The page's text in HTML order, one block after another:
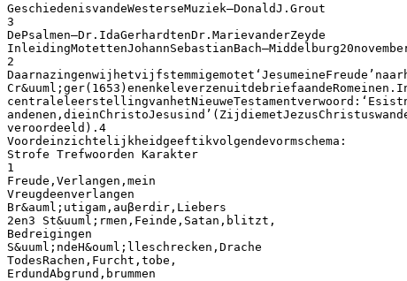
GeschiedenisvandeWesterseMuziek–DonaldJ.Grout
3
DePsalmen–Dr.IdaGerhardtenDr.MarievanderZeyde
2
veroordeeld).4
Voordeinzichtelijkheidgeeftikvolgendevormschema:
Strofe Trefwoorden Karakter
1
Freude,Verlangen,mein
Vreugdeenverlangen
Br&auml;utigam,auβerdir,Liebers
2en3 St&uuml;rmen,Feinde,Satan,blitzt,
Bedreigingen
S&uuml;ndeH&ouml;lleschrecken,Drache
TodesRachen,Furcht,tobe,
ErdundAbgrund,brummen